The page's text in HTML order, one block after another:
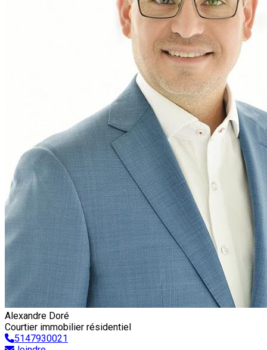
Alexandre Doré
Courtier immobilier résidentiel
5147930021